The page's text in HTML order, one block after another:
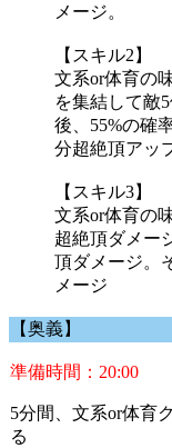
メージ。
【スキル2】
文系or体育の
を集結して敵
後、55%の確
分超絶頂アッ
【スキル3】
文系or体育の
超絶頂ダメー
頂ダメージ。
メージ
【奥義】
準備時間：20:00
5分間、文系or体育
る